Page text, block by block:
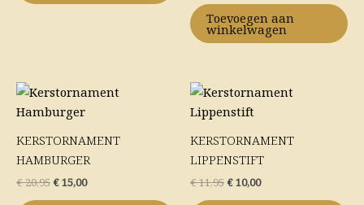
Toevoegen aan
winkelwagen
KERSTORNAMENT
HAMBURGER
€20,95
Oorspronkelijke
prijs
was:
€15,00
Huidige
prijs
KERSTORNAMENT
LIPPENSTIFT
€11,95
Oorspronkelijke
prijs
was:
€10,00
Huidige
prijs